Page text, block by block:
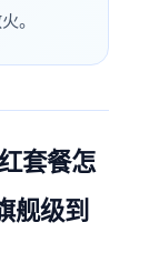
。
套餐怎
舰级到